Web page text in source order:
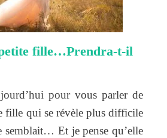
fille…Prendra-t-il
pour vous parler de
fille qui se révèle plus difficile
semblait… Et je pense qu’elle